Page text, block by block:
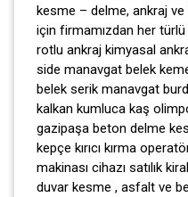
kesme – delme, ankraj
için firmamızdan her
rotlu ankraj kimyasal
side manavgat belek
belek serik manavgat
kalkan kumluca kaş
gazipaşa beton delme
kepçe kırıcı kırma
makinası cihazı satılık
duvar kesme , asfalt ve